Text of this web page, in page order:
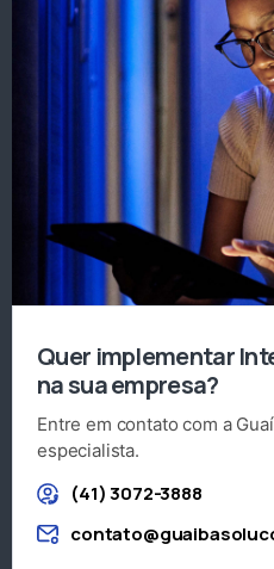
Quer implementar
na sua empresa?
Entre em contato com a
especialista.
(41) 3072-3888